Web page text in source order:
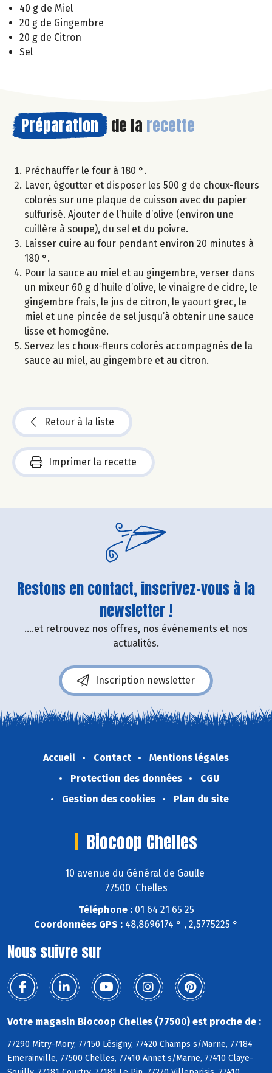
40 g de Miel
20 g de Gingembre
20 g de Citron
Sel
Préparation de la recette
Préchauffer le four à 180 °.
Laver, égoutter et disposer les 500 g de choux-fleurs
colorés sur une plaque de cuisson avec du papier
sulfurisé. Ajouter de l’huile d’olive (environ une
cuillère à soupe), du sel et du poivre.
Laisser cuire au four pendant environ 20 minutes à
180 °.
Pour la sauce au miel et au gingembre, verser dans
un mixeur 60 g d’huile d’olive, le vinaigre de cidre, le
gingembre frais, le jus de citron, le yaourt grec, le
miel et une pincée de sel jusqu’à obtenir une sauce
lisse et homogène.
Servez les choux-fleurs colorés accompagnés de la
sauce au miel, au gingembre et au citron.
Retour à la liste
Imprimer la recette
Restons en contact, inscrivez-vous à la
newsletter !
....et retrouvez nos offres, nos événements et nos
actualités.
Inscription newsletter
Accueil Contact
Mentions légales
Protection des données
CGU
Gestion des cookies
Plan du site
Biocoop Chelles
10 avenue du Général de Gaulle
77500 Chelles
Téléphone :01 64 21 65 25
Coordonnées GPS : 48,8696174 ° , 2,5775225 °
Nous suivre sur
Votre magasin Biocoop Chelles (77500) est proche de :
77290 Mitry-Mory, 77150 Lésigny, 77420 Champs s/Marne, 77184
Emerainville, 77500 Chelles, 77410 Annet s/Marne, 77410 Claye-